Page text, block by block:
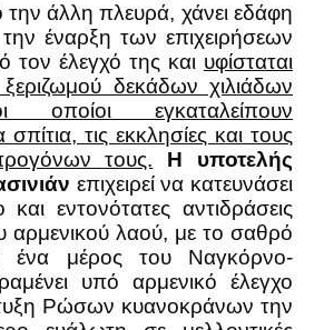
άλλη πλευρά, χάνει εδάφη
έναρξη των επιχειρήσεων
τον έλεγχό της και υφίσταται
δεκάδων χιλιάδων
οποίοι εγκαταλείπουν
τις εκκλησίες και τους
τους.
Η υποτελής
επιχειρεί να κατευνάσει
και εντονότατες αντιδράσεις
λαού, με το σαθρό
ένα μέρος του Ναγκόρνο-
υπό αρμενικό έλεγχο
Ρώσων κυανοκράνων την